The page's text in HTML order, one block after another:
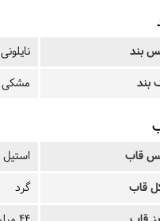
بند
نایلونی
بند
مشکی
قاب
استیل
قاب
گرد